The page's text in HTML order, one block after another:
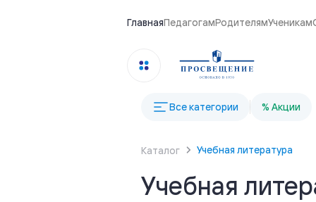
ГлавнаяПедагогамРодителямУченикам
Все категории % Акции
Каталог Учебная литература
Учебная